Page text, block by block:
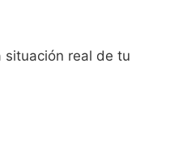
situación real de tu